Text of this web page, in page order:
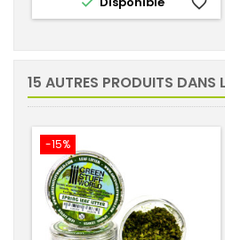
15 AUTRES PRODUITS DANS
-15%